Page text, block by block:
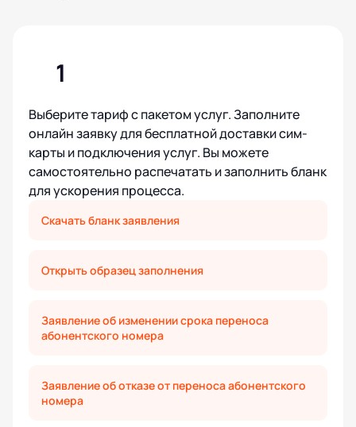
1
Выберите тариф с пакетом услуг. Заполните
онлайн заявку для бесплатной доставки сим-
карты и подключения услуг. Вы можете
самостоятельно распечатать и заполнить бланк
для ускорения процесса.
Скачать бланк заявления
Открыть образец заполнения
Заявление об изменении срока переноса
абонентского номера
Заявление об отказе от переноса абонентского
номера